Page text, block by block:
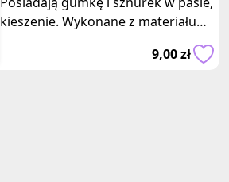
kieszenie. Wykonane z materiału
szybkoschnące go. W sam raz do
9,00 zł